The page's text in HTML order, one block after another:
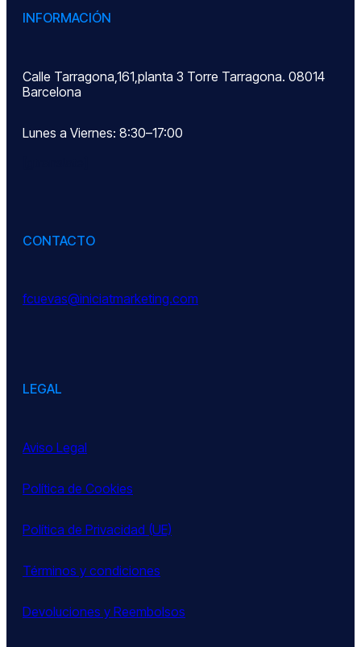
INFORMACIÓN
Calle Tarragona,161,planta 3 Torre Tarragona. 08014
Barcelona
Lunes a Viernes: 8:30–17:00
CONTACTO
fcuevas@iniciatmarketing.com
LEGAL
Aviso Legal
Política de Cookies
Política de Privacidad (UE)
Términos y condiciones
Devoluciones y Reembolsos